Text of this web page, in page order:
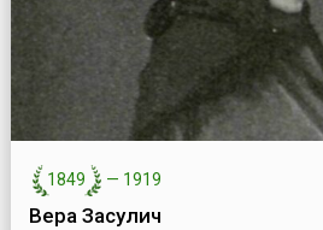
1849 — 1919
Вера Засулич